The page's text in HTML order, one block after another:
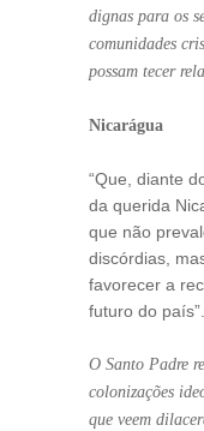
dignas para os
comunidades
possam tecer
Nicarágua
“Que, diante
da querida
que não
discórdias,
favorecer a
futuro do país”.
O Santo Padre
colonizações
que veem